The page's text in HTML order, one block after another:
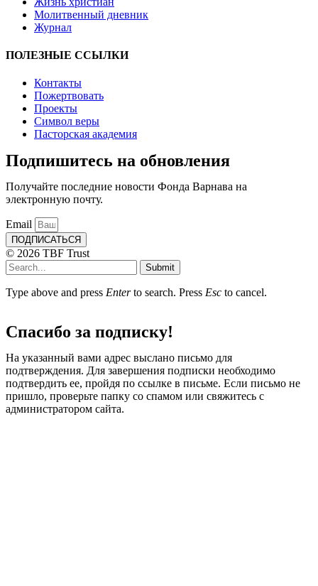
Молитвенный дневник
Журнал
ПОЛЕЗНЫЕ ССЫЛКИ
Контакты
Пожертвовать
Проекты
Символ веры
Пасторская академия
Подпишитесь на обновления
Получайте последние новости Фонда Варнава на
электронную почту.
Email
ПОДПИСАТЬСЯ
© 2026 TBF Trust
Submit
Type above and press Enterto search. Press Esc to cancel.
Спасибо за подписку!
На указанный вами адрес выслано письмо для
подтверждения. Для завершения подписки необходимо
подтвердить ее, пройдя по ссылке в письме. Если письмо не
пришло, проверьте папку со спамом или свяжитесь с
администратором сайта.